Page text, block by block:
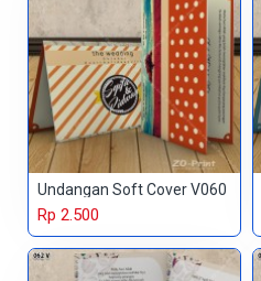
Undangan Soft Cover V060
Rp 2.500